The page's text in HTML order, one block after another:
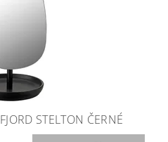
STELTON ČERNÉ